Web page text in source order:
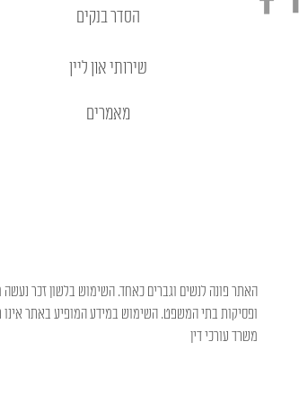
הסדר בנקים
שירותי און ליין
מאמרים
האתר פונה לנשים וגברים כאחד. השימוש בלשון זכר
ופסיקות בתי המשפט. השימוש במידע המופיע באתר
משרד עורכי דין